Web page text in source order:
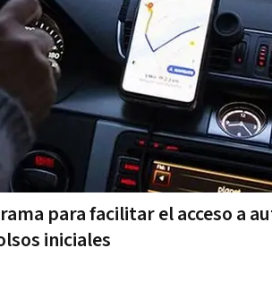
para facilitar el acceso a
iniciales